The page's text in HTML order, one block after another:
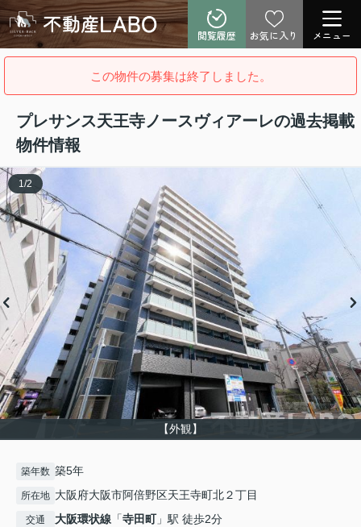
閲覧履歴 お気に入り メニュー
この物件の募集は終了しました。
プレサンス天王寺ノースヴィアーレの過去掲載
物件情報
【外観】
1 /2
築年数 築5年
所在地 大阪府大阪市阿倍野区天王寺町北２丁目
交通 大阪環状線 「寺田町」駅 徒歩2分